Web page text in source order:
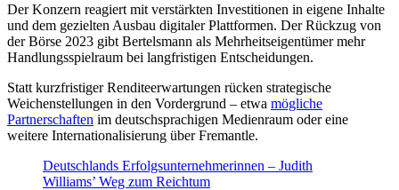
Der Konzern reagiert mit verstärkten Investitionen in eigene Inhalte
und dem gezielten Ausbau digitaler Plattformen. Der Rückzug von
der Börse 2023 gibt Bertelsmann als Mehrheitseigentümer mehr
Handlungsspielraum bei langfristigen Entscheidungen.
Statt kurzfristiger Renditeerwartungen rücken strategische
Weichenstellungen in den Vordergrund – etwa mögliche
Partnerschaften im deutschsprachigen Medienraum oder eine
weitere Internationalisierung über Fremantle.
Deutschlands Erfolgsunternehmerinnen – Judith
Williams’ Weg zum Reichtum